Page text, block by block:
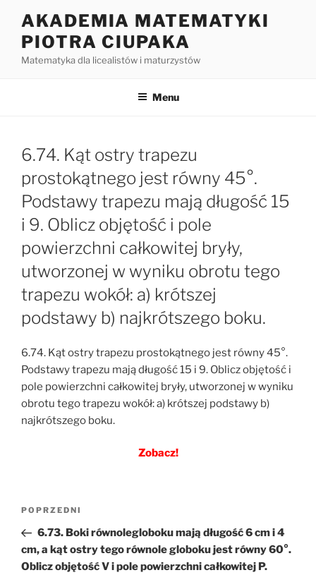
treści
AKADEMIA MATEMATYKI
PIOTRA CIUPAKA
Matematyka dla licealistów i maturzystów
Menu
6.74. Kąt ostry trapezu
prostokątnego jest równy 45°.
Podstawy trapezu mają długość 15
i 9. Oblicz objętość i pole
powierzchni całkowitej bryły,
utworzonej w wyniku obrotu tego
trapezu wokół: a) krótszej
podstawy b) najkrótszego boku.
6.74. Kąt ostry trapezu prostokątnego jest równy 45°.
Podstawy trapezu mają długość 15 i 9. Oblicz objętość i
pole powierzchni całkowitej bryły, utworzonej w wyniku
obrotu tego trapezu wokół: a) krótszej podstawy b)
najkrótszego boku.
Zobacz!
Nawigacja
Poprzedni
wpis
POPRZEDNI
6.73. Boki równolegloboku mają długość 6 cm i 4
cm, a kąt ostry tego równole globoku jest równy 60°.
Oblicz objętość V i pole powierzchni całkowitej P.